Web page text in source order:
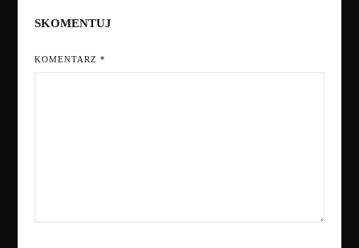
SKOMENTUJ
KOMENTARZ *